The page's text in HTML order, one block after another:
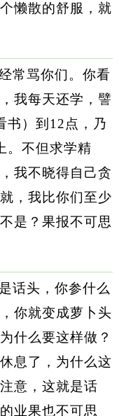
懒散的舒服，就
常骂你们。你看
我每天还学，譬
书）到12点，乃
。不但求学精
我不晓得自己贪
，我比你们至少
是？果报不可思
话头，你参什么
你就变成萝卜头
什么要这样做？
息了，为什么这
意，这就是话
业果也不可思